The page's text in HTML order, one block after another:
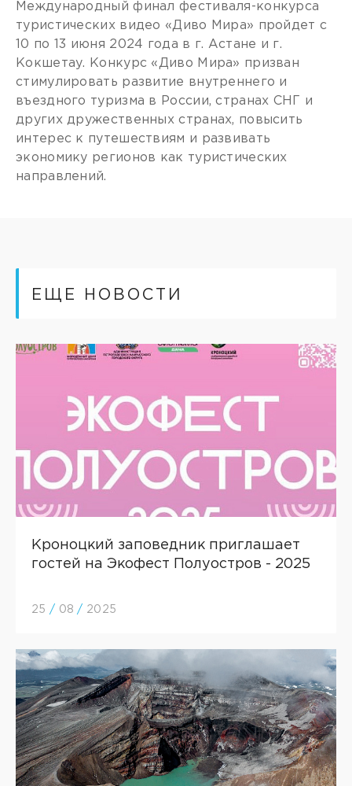
Международный финал фестиваля-конкурса
туристических видео «Диво Мира» пройдет с
10 по 13 июня 2024 года в г. Астане и г.
Кокшетау. Конкурс «Диво Мира» призван
стимулировать развитие внутреннего и
въездного туризма в России, странах СНГ и
других дружественных странах, повысить
интерес к путешествиям и развивать
экономику регионов как туристических
направлений.
ЕЩЕ НОВОСТИ
Кроноцкий заповедник приглашает
гостей на Экофест Полуостров - 2025
25 / 08 / 2025